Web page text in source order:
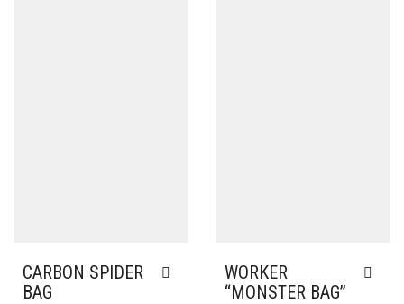
CARBON SPIDER
BAG
WORKER
“MONSTER BAG”